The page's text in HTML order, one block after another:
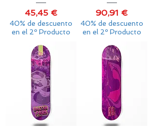
Precio
45,45 €
40% de descuento
en el 2º Producto
Precio
90,91 €
40% de descuento
en el 2º Producto